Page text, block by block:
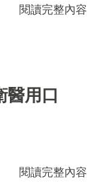
閱讀完整內容
醫用口
閱讀完整內容